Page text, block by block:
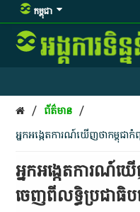
កម្ពុជា
/ ព័ត៌មាន /
អ្នកអង្កេតការណ៍ឃើញថាកម្ពុជា
អ្នកអង្កេតការណ៍ឃ
ចេញពីលទ្ធិប្រជាធិ